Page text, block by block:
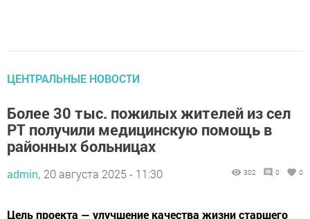
ЦЕНТРАЛЬНЫЕ НОВОСТИ
Более 30 тыс. пожилых жителей из сел
РТ получили медицинскую помощь в
районных больницах
admin, 20 августа 2025 - 11:30 302 0 0
Цель проекта — улучшение качества жизни старшего